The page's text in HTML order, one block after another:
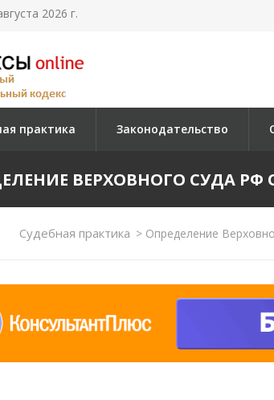
2026 г.
практика Законодательство
ВЕРХОВНОГО СУДА РФ ОТ
Судебная практика >Определение